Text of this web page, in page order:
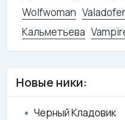
Wolfwoman
Кальметьева
Новые ники:
Черный Кладовик